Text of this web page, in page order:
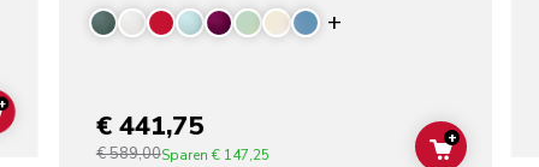
ADD TO CART
Display more
€ 441,75
€ 589,00Sparen € 147,25 ADD TO
+